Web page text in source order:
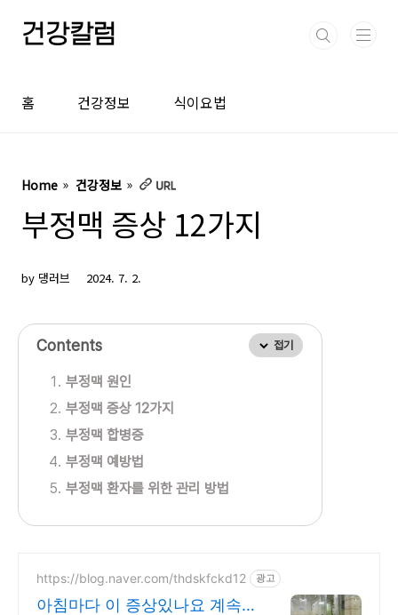
건강칼럼
홈 건강정보 식이요법
Home 건강정보
부정맥 증상 12가지
by 댕러브 2024. 7. 2.
Contents 접기
부정맥 원인
부정맥 증상 12가지
부정맥 합병증
부정맥 예방법
부정맥 환자를 위한 관리 방법
https://blog.naver.com/thdskfckd12 광고
아침마다 이 증상있나요 계속